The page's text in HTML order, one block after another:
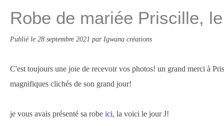
Robe de mariée Priscille,
Publié le 28 septembre 2021 par Igwana créations
C'est toujours une joie de recevoir vos photos! un grand merci à
magnifiques clichés de son grand jour!
je vous avais présenté sa robe ici, la voici le jour J!